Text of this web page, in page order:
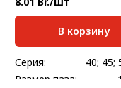
В корзину
Серия:
40; 45;
Размер паза: